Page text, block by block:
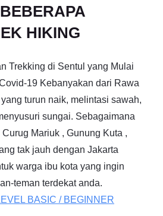
HIKING
Trekking di Sentul yang Mulai
19 Kebanyakan dari Rawa
turun naik, melintasi sawah,
sungai. Sebagaimana
Mariuk , Gunung Kuta ,
tak jauh dengan Jakarta
warga ibu kota yang ingin
teman terdekat anda.
BASIC / BEGINNER